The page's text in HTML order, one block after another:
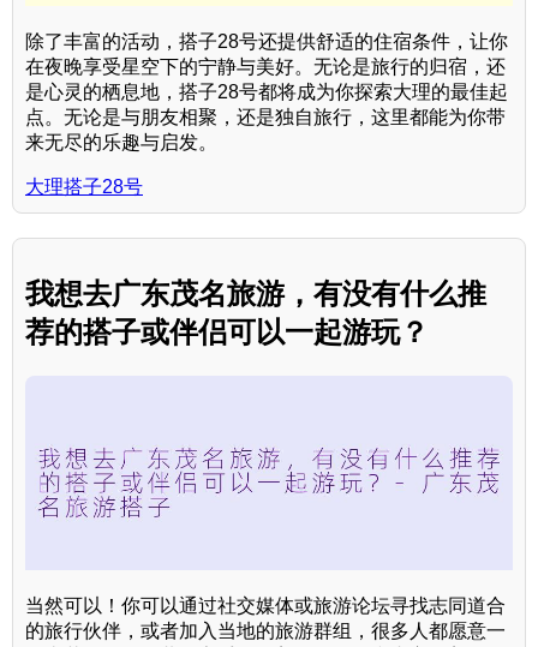
除了丰富的活动，搭子28号还提供舒适的住宿条件，让你
在夜晚享受星空下的宁静与美好。无论是旅行的归宿，还
是心灵的栖息地，搭子28号都将成为你探索大理的最佳起
点。无论是与朋友相聚，还是独自旅行，这里都能为你带
来无尽的乐趣与启发。
大理搭子28号
我想去广东茂名旅游，有没有什么推
荐的搭子或伴侣可以一起游玩？
当然可以！你可以通过社交媒体或旅游论坛寻找志同道合
的旅行伙伴，或者加入当地的旅游群组，很多人都愿意一